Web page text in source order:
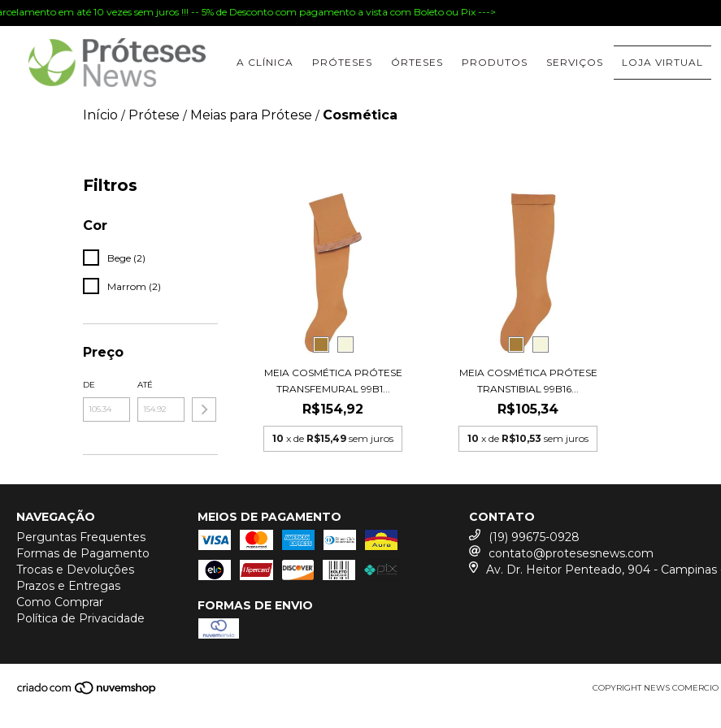
em até 10 vezes sem juros !!! -- 5% de Desconto com pagamento a vista com Boleto ou Pix --->
A CLÍNICA PRÓTESES ÓRTESES PRODUTOS SERVIÇOS LOJA VIRTUAL
Início / Prótese / Meias para Prótese / Cosmética
Filtros
Cor
Bege (2)
Marrom (2)
Preço
DE ATÉ
MEIA COSMÉTICA PRÓTESE
TRANSFEMURAL 99B1...
R$154,92
10 x de R$15,49 sem juros
MEIA COSMÉTICA PRÓTESE
TRANSTIBIAL 99B16...
R$105,34
10 x de R$10,53 sem juros
NAVEGAÇÃO
Perguntas Frequentes
Formas de Pagamento
Trocas e Devoluções
Prazos e Entregas
Como Comprar
Política de Privacidade
MEIOS DE PAGAMENTO
FORMAS DE ENVIO
CONTATO
(19) 99675-0928
contato@protesesnews.com
Av. Dr. Heitor Penteado, 904 - Campinas
COPYRIGHT NEWS